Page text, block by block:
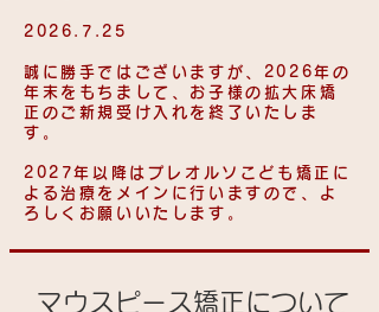
2026.7.25
誠に勝手ではございますが、2026年の
年末をもちまして、お子様の拡大床矯
正のご新規受け入れを終了いたしま
す。
2027年以降はプレオルソこども矯正に
よる治療をメインに行いますので、よ
ろしくお願いいたします。
​マウスピース矯正について